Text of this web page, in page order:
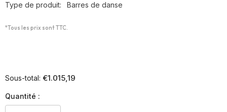
Type de produit:
Barres de danse
*Tous les prix sont TTC.
Sous-total: €1.015,19
Quantité :